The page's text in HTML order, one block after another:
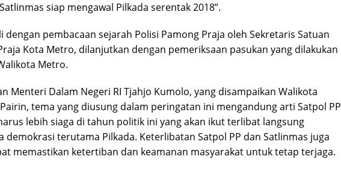
siap mengawal Pilkada serentak 2018”.
dengan pembacaan sejarah Polisi Pamong Praja oleh Sekretaris Satuan
Kota Metro, dilanjutkan dengan pemeriksaan pasukan yang dilakukan
Metro.
Menteri Dalam Negeri RI Tjahjo Kumolo, yang disampaikan Walikota
tema yang diusung dalam peringatan ini mengandung arti Satpol PP
lebih siaga di tahun politik ini yang akan ikut terlibat langsung
demokrasi terutama Pilkada. Keterlibatan Satpol PP dan Satlinmas juga
memastikan ketertiban dan keamanan masyarakat untuk tetap terjaga.